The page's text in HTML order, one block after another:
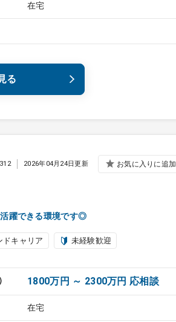
在宅
る
躍できる環境です◎
2026年04月24日更新 お気に入りに追加
ドキャリア 未経験歓迎
1800万円 ～ 2300万円 応相談
在宅